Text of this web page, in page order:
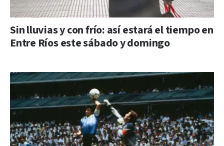
Sin lluvias y con frío: así estará el tiempo en
Entre Ríos este sábado y domingo